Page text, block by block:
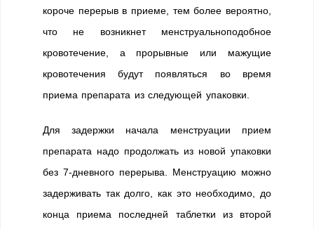
короче перерыв в приеме, тем более вероятно,
что не возникнет менструальноподобное
кровотечение, а прорывные или мажущие
кровотечения будут появляться во время
приема препарата из следующей упаковки.
Для задержки начала менструации прием
препарата надо продолжать из новой упаковки
без 7-дневного перерыва. Менструацию можно
задерживать так долго, как это необходимо, до
конца приема последней таблетки из второй